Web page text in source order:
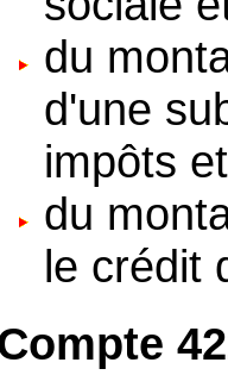
du
d'une
impôts
du
le crédit